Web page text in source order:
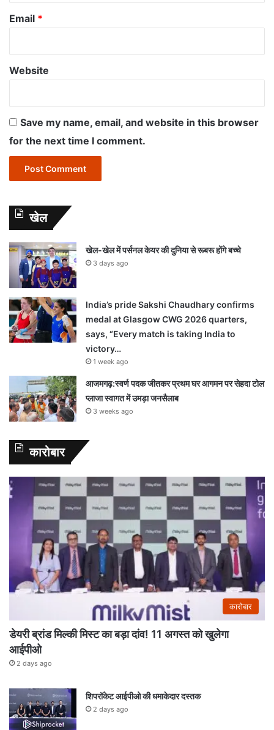
Email *
Website
Save my name, email, and website in this browser
for the next time I comment.
खेल
खेल-खेल में पर्सनल केयर की दुनिया से रूबरू होंगे बच्चे
3 days ago
India’s pride Sakshi Chaudhary confirms
medal at Glasgow CWG 2026 quarters,
says, “Every match is taking India to
victory…
1 week ago
आजमगढ़:स्वर्ण पदक जीतकर प्रथम घर आगमन पर सेहदा टोल
प्लाजा स्वागत में उमड़ा जनसैलाब
3 weeks ago
कारोबार
कारोबार
डेयरी ब्रांड मिल्की मिस्ट का बड़ा दांव! 11 अगस्त को खुलेगा
आईपीओ
2 days ago
शिपरॉकेट आईपीओ की धमाकेदार दस्तक
2 days ago